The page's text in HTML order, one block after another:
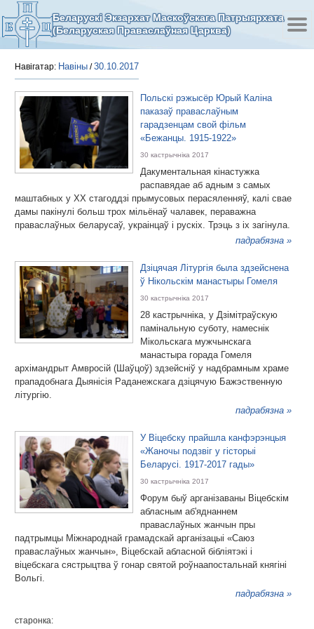
Беларускі Экзархат Маскоўскага Патрыярхата
(Беларуская Праваслаўная Царква)
Навігатар: Навіны /30.10.2017
Польскі рэжысёр Юрый Каліна
паказаў праваслаўным
гарадзенцам свой фільм
«Бежанцы. 1915-1922»
30 кастрычніка 2017
Дакументальная кінастужка
распавядае аб адным з самых
маштабных у ХХ стагоддзі прымусовых перасяленняў, калі свае
дамы пакінулі больш трох мільёнаў чалавек, пераважна
праваслаўных беларусаў, украінцаў і рускіх. Трэць з іх загінула.
падрабязна »
Дзіцячая Літургія была здзейснена
ў Нікольскім манастыры Гомеля
30 кастрычніка 2017
28 кастрычніка, у Дзімітраўскую
памінальную суботу, намеснік
Мікольскага мужчынскага
манастыра горада Гомеля
архімандрыт Амвросій (Шаўцоў) здзейсніў у надбрамным храме
прападобнага Дыянісія Раданежскага дзіцячую Бажэственную
літургію.
падрабязна »
У Віцебску прайшла канфэрэнцыя
«Жаночы подзвіг у гісторыі
Беларусі. 1917-2017 гады»
30 кастрычніка 2017
Форум быў арганізаваны Віцебскім
абласным аб'яднаннем
праваслаўных жанчын пры
падтрымцы Міжнароднай грамадскай арганізацыі «Саюз
праваслаўных жанчын», Віцебскай абласной бібліятэкі і
віцебскага сястрыцтва ў гонар святой роўнаапостальнай княгіні
Вольгі.
падрабязна »
старонка: